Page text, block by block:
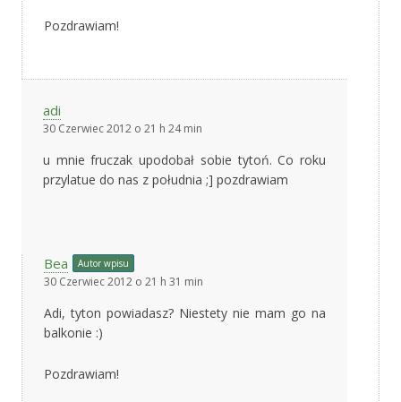
Pozdrawiam!
adi
30 Czerwiec 2012 o 21 h 24 min
u mnie fruczak upodobał sobie tytoń. Co roku
przylatue do nas z południa ;] pozdrawiam
Bea Autor wpisu
30 Czerwiec 2012 o 21 h 31 min
Adi, tyton powiadasz? Niestety nie mam go na
balkonie :)
Pozdrawiam!